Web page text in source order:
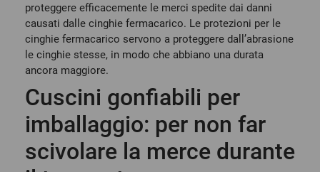
proteggere efficacemente le merci spedite dai danni
causati dalle cinghie fermacarico. Le protezioni per le
cinghie fermacarico servono a proteggere dall’abrasione
le cinghie stesse, in modo che abbiano una durata
ancora maggiore.
Cuscini gonfiabili per
imballaggio: per non far
scivolare la merce durante